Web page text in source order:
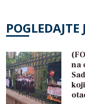
POGLEDAJTE
na